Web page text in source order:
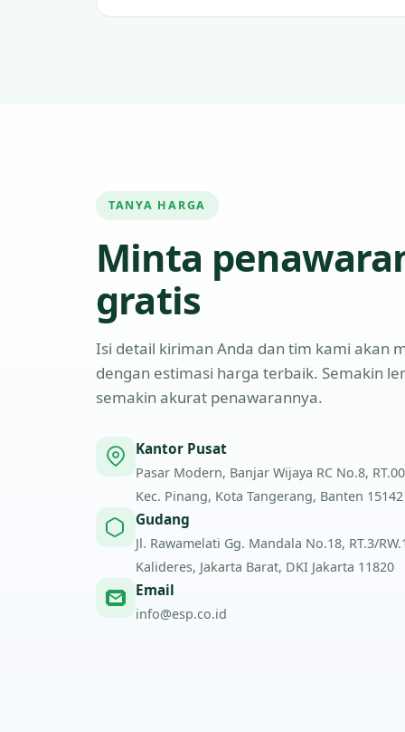
TANYA HARGA
Minta
gratis
Isi detail kiriman Anda dan tim kami akan
dengan estimasi harga terbaik. Semakin
semakin akurat penawarannya.
Kantor Pusat
Pasar Modern, Banjar Wijaya RC No.8,
Kec. Pinang, Kota Tangerang, Banten 15142
Gudang
Jl. Rawamelati Gg. Mandala No.18, RT.3/
Kalideres, Jakarta Barat, DKI Jakarta 11820
Email
info@esp.co.id